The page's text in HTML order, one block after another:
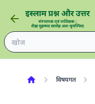
विषयगत